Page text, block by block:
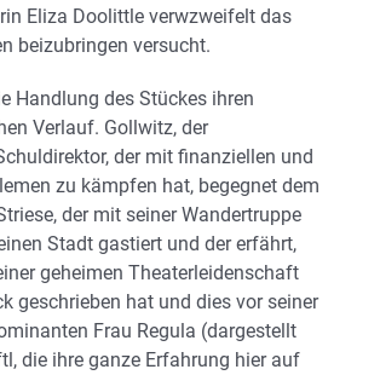
Eliza Doolittle verwzweifelt das
beizubringen versucht.
Handlung des Stückes ihren
Verlauf. Gollwitz, der
der mit finanziellen und
zu kämpfen hat, begegnet dem
der mit seiner Wandertruppe
Stadt gastiert und der erfährt,
geheimen Theaterleidenschaft
geschrieben hat und dies vor seiner
Frau Regula (dargestellt
die ihre ganze Erfahrung hier auf